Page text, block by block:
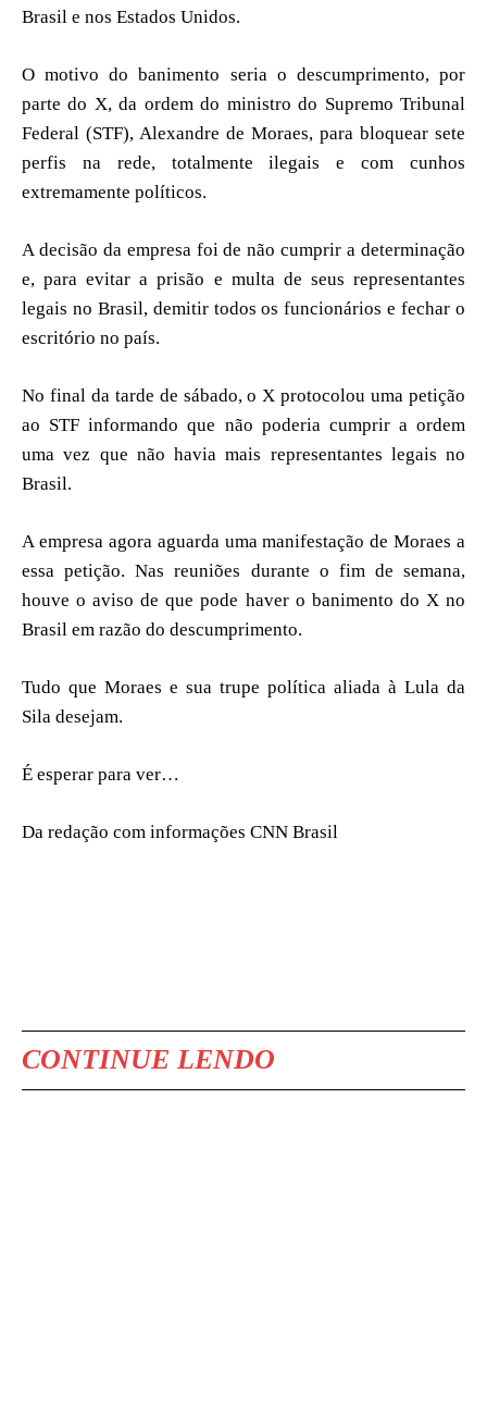
Brasil e nos Estados Unidos.
O motivo do banimento seria o descumprimento, por
parte do X, da ordem do ministro do Supremo Tribunal
Federal (STF), Alexandre de Moraes, para bloquear sete
perfis na rede, totalmente ilegais e com cunhos
extremamente políticos.
A decisão da empresa foi de não cumprir a determinação
e, para evitar a prisão e multa de seus representantes
legais no Brasil, demitir todos os funcionários e fechar o
escritório no país.
No final da tarde de sábado, o X protocolou uma petição
ao STF informando que não poderia cumprir a ordem
uma vez que não havia mais representantes legais no
Brasil.
A empresa agora aguarda uma manifestação de Moraes a
essa petição. Nas reuniões durante o fim de semana,
houve o aviso de que pode haver o banimento do X no
Brasil em razão do descumprimento.
Tudo que Moraes e sua trupe política aliada à Lula da
Sila desejam.
É esperar para ver…
Da redação com informações CNN Brasil
CONTINUE LENDO